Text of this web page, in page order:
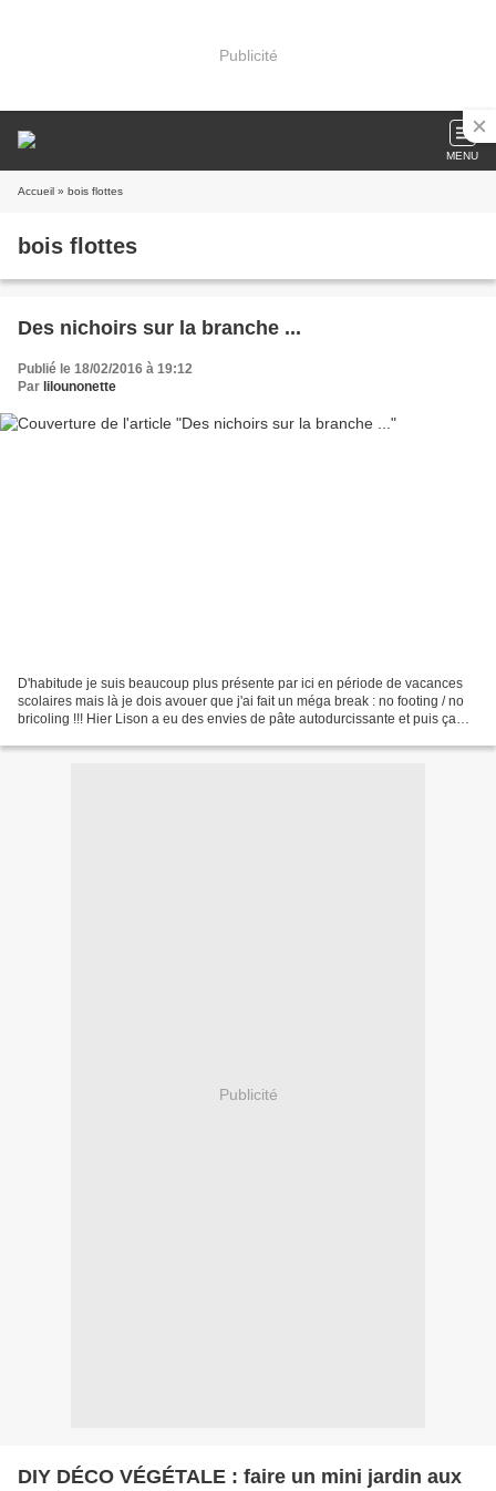
Publicité
MENU
Accueil » bois flottes
bois flottes
Des nichoirs sur la branche ...
Publié le 18/02/2016 à 19:12
Par lilounonette
D'habitude je suis beaucoup plus présente par ici en période de vacances
scolaires mais là je dois avouer que j'ai fait un méga break : no footing / no
bricoling !!! Hier Lison a eu des envies de pâte autodurcissante et puis ça
Publicité
DIY DÉCO VÉGÉTALE : faire un mini jardin aux